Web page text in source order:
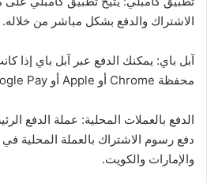
الاشتراك والدفع بشكل مباشر من خلاله.
آبل باي: يمكنك الدفع عبر آبل باي إذا
محفظة Chrome أو Apple أو Google Pay.
الدفع بالعملات المحلية: عملة الدفع
دفع رسوم الاشتراك بالعملة المحلية
والإمارات والكويت.